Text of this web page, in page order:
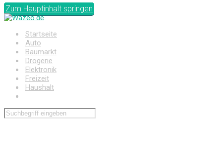
Zum Hauptinhalt springen
Startseite
Auto
Baumarkt
Drogerie
Elektronik
Freizeit
Haushalt